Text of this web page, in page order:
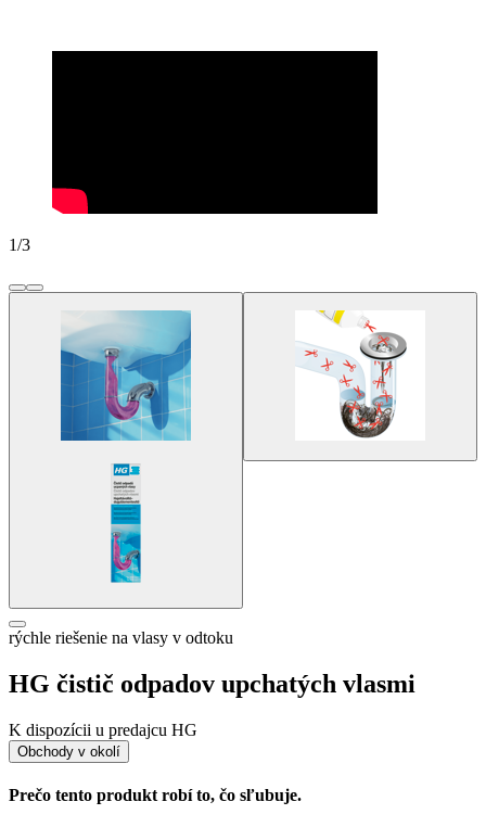
1/3
rýchle riešenie na vlasy v odtoku
HG čistič odpadov upchatých vlasmi
K dispozícii u predajcu HG
Obchody v okolí
Prečo tento produkt robí to, čo sľubuje.